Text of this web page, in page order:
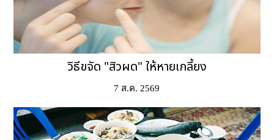
วิธีขจัด "สิวผด" ให้หายเกลี้ยง
7 ส.ค. 2569